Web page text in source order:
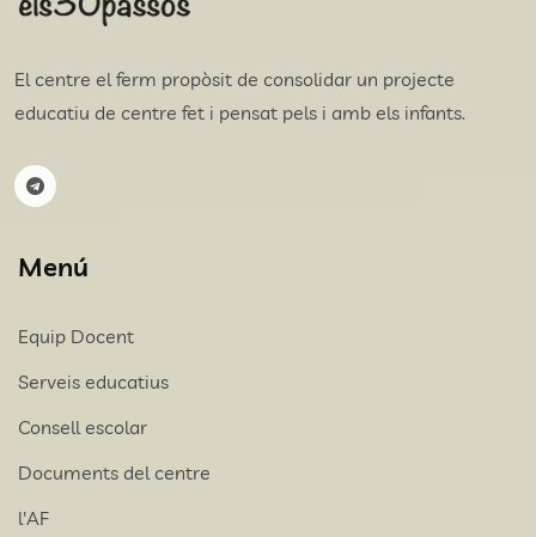
El centre el ferm propòsit de consolidar un projecte
educatiu de centre fet i pensat pels i amb els infants.
Menú
Equip Docent
Serveis educatius
Consell escolar
Documents del centre
l'AF